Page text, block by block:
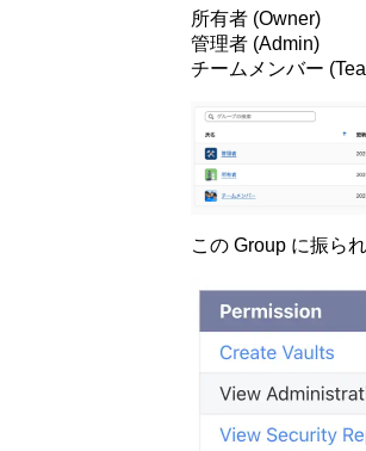
所有者 (Owner)
管理者 (Admin)
チームメンバー
この Group に振ら